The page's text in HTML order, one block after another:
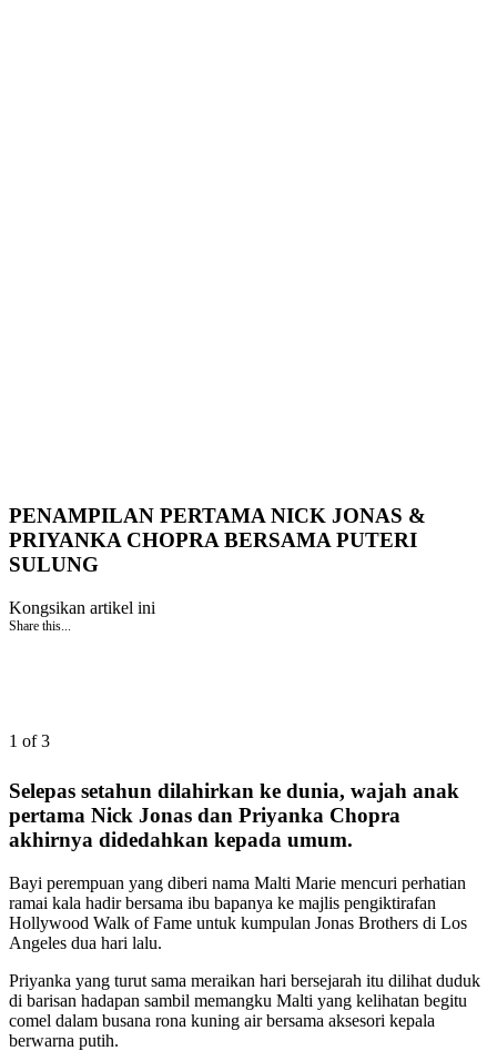
PENAMPILAN PERTAMA NICK JONAS &
PRIYANKA CHOPRA BERSAMA PUTERI
SULUNG
Kongsikan artikel ini
Share this...
1 of 3
Selepas setahun dilahirkan ke dunia, wajah anak
pertama Nick Jonas dan Priyanka Chopra
akhirnya didedahkan kepada umum.
Bayi perempuan yang diberi nama Malti Marie mencuri perhatian
ramai kala hadir bersama ibu bapanya ke majlis pengiktirafan
Hollywood Walk of Fame untuk kumpulan Jonas Brothers di Los
Angeles dua hari lalu.
Priyanka yang turut sama meraikan hari bersejarah itu dilihat duduk
di barisan hadapan sambil memangku Malti yang kelihatan begitu
comel dalam busana rona kuning air bersama aksesori kepala
berwarna putih.